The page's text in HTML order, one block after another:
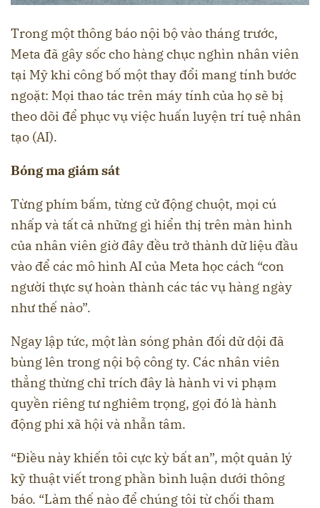
Trong một thông báo nội bộ vào tháng trước,
Meta đã gây sốc cho hàng chục nghìn nhân viên
tại Mỹ khi công bố một thay đổi mang tính bước
ngoặt: Mọi thao tác trên máy tính của họ sẽ bị
theo dõi để phục vụ việc huấn luyện trí tuệ nhân
tạo (AI).
Bóng ma giám sát
Từng phím bấm, từng cử động chuột, mọi cú
nhấp và tất cả những gì hiển thị trên màn hình
của nhân viên giờ đây đều trở thành dữ liệu đầu
vào để các mô hình AI của Meta học cách “con
người thực sự hoàn thành các tác vụ hàng ngày
như thế nào”.
Ngay lập tức, một làn sóng phản đối dữ dội đã
bùng lên trong nội bộ công ty. Các nhân viên
thẳng thừng chỉ trích đây là hành vi vi phạm
quyền riêng tư nghiêm trọng, gọi đó là hành
động phi xã hội và nhẫn tâm.
“Điều này khiến tôi cực kỳ bất an”, một quản lý
kỹ thuật viết trong phần bình luận dưới thông
báo. “Làm thế nào để chúng tôi từ chối tham